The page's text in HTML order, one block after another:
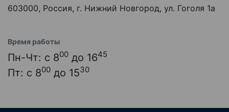
603000, Россия, г. Нижний Новгород, ул. Гоголя 1а
Время работы
Пн-Чт: с 800 до 1645
Пт: с 800 до 1530